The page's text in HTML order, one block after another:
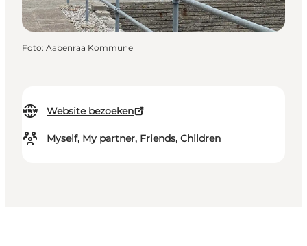
Website bezoeken
Myself, My partner, Friends, Children
Foto: Aabenraa Kommune